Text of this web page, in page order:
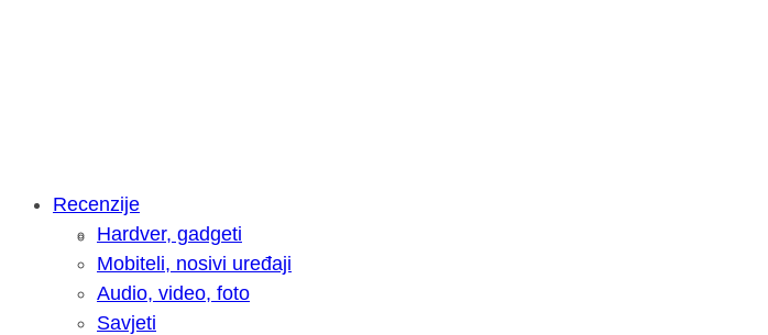
Intervju: Goran Jović, fotograf - Hrvatska kakvu svijet tek otkriva
Recenzije
Hardver, gadgeti
Mobiteli, nosivi uređaji
Audio, video, foto
Savjeti